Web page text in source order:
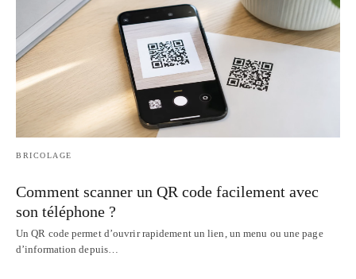
BRICOLAGE
Comment scanner un QR code facilement avec
son téléphone ?
Un QR code permet d’ouvrir rapidement un lien, un menu ou une page
d’information depuis…